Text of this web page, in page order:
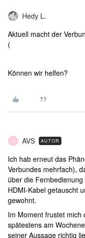
Hedy L.
Aktuell macht der
(​
Können wir helfen?
A AVS AUTOR
Ich hab erneut das
Verbundes mehrfach),
über die
HDMI-Kabel getauscht
gewohnt.
Im Moment frustet mich
spätestens am
seiner Aussage richtig